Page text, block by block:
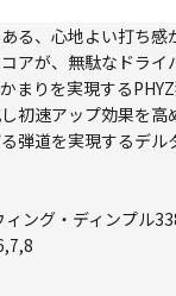
る、心地よい打ち感
アが、無駄なドライ
まりを実現する
初速アップ効果を高
弾道を実現するデル
ング・ディンプル